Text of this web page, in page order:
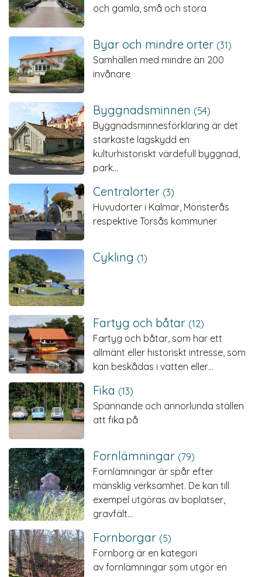
och gamla, små och stora
Byar och mindre orter (31)
Samhällen med mindre än 200
invånare
Byggnads­minnen (54)
Byggnadsminnesförklaring är det
starkaste lagskydd en
kulturhistoriskt värdefull byggnad,
park…
Centralorter (3)
Huvudorter i Kalmar, Mönsterås
respektive Torsås kommuner
Cykling (1)
Fartyg och båtar (12)
Fartyg och båtar, som har ett
allmänt eller historiskt intresse, som
kan beskådas i vatten eller…
Fika (13)
Spännande och annorlunda ställen
att fika på
Forn­lämningar (79)
Fornlämningar är spår efter
mänsklig verksamhet. De kan till
exempel utgöras av boplatser,
gravfält…
Fornborgar (5)
Fornborg är en kategori
av fornlämningar som utgör en